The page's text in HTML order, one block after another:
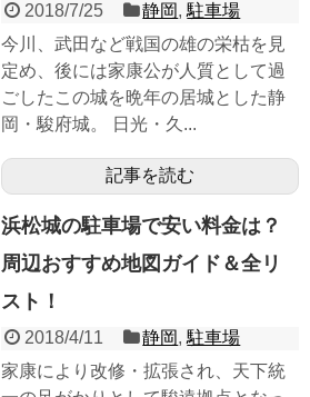
2018/7/25 静岡,駐車場
今川、武田など戦国の雄の栄枯を見
定め、後には家康公が人質として過
ごしたこの城を晩年の居城とした静
岡・駿府城。 日光・久...
記事を読む
浜松城の駐車場で安い料金は？
周辺おすすめ地図ガイド＆全リ
スト！
2018/4/11 静岡,駐車場
家康により改修・拡張され、天下統